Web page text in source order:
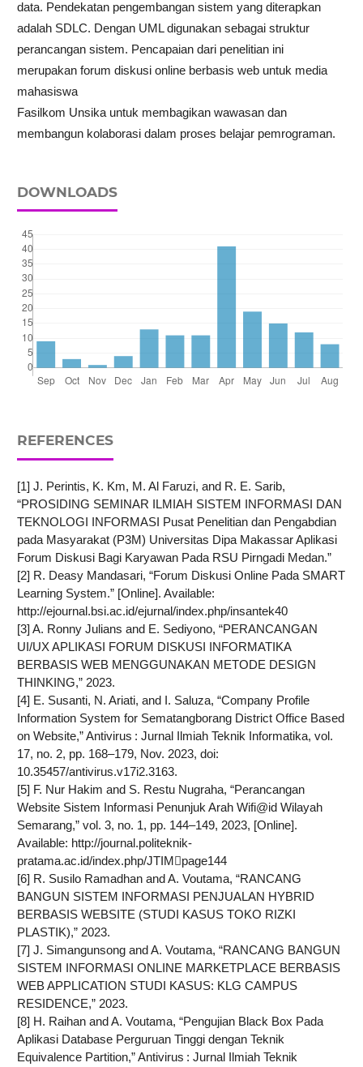
data. Pendekatan pengembangan sistem yang diterapkan
adalah SDLC. Dengan UML digunakan sebagai struktur
perancangan sistem. Pencapaian dari penelitian ini
merupakan forum diskusi online berbasis web untuk media
mahasiswa
Fasilkom Unsika untuk membagikan wawasan dan
membangun kolaborasi dalam proses belajar pemrograman.
DOWNLOADS
REFERENCES
[1] J. Perintis, K. Km, M. Al Faruzi, and R. E. Sarib,
“PROSIDING SEMINAR ILMIAH SISTEM INFORMASI DAN
TEKNOLOGI INFORMASI Pusat Penelitian dan Pengabdian
pada Masyarakat (P3M) Universitas Dipa Makassar Aplikasi
Forum Diskusi Bagi Karyawan Pada RSU Pirngadi Medan.”
[2] R. Deasy Mandasari, “Forum Diskusi Online Pada SMART
Learning System.” [Online]. Available:
http://ejournal.bsi.ac.id/ejurnal/index.php/insantek40
[3] A. Ronny Julians and E. Sediyono, “PERANCANGAN
UI/UX APLIKASI FORUM DISKUSI INFORMATIKA
BERBASIS WEB MENGGUNAKAN METODE DESIGN
THINKING,” 2023.
[4] E. Susanti, N. Ariati, and I. Saluza, “Company Profile
Information System for Sematangborang District Office Based
on Website,” Antivirus : Jurnal Ilmiah Teknik Informatika, vol.
17, no. 2, pp. 168–179, Nov. 2023, doi:
10.35457/antivirus.v17i2.3163.
[5] F. Nur Hakim and S. Restu Nugraha, “Perancangan
Website Sistem Informasi Penunjuk Arah Wifi@id Wilayah
Semarang,” vol. 3, no. 1, pp. 144–149, 2023, [Online].
Available: http://journal.politeknik-
pratama.ac.id/index.php/JTIMpage144
[6] R. Susilo Ramadhan and A. Voutama, “RANCANG
BANGUN SISTEM INFORMASI PENJUALAN HYBRID
BERBASIS WEBSITE (STUDI KASUS TOKO RIZKI
PLASTIK),” 2023.
[7] J. Simangunsong and A. Voutama, “RANCANG BANGUN
SISTEM INFORMASI ONLINE MARKETPLACE BERBASIS
WEB APPLICATION STUDI KASUS: KLG CAMPUS
RESIDENCE,” 2023.
[8] H. Raihan and A. Voutama, “Pengujian Black Box Pada
Aplikasi Database Perguruan Tinggi dengan Teknik
Equivalence Partition,” Antivirus : Jurnal Ilmiah Teknik